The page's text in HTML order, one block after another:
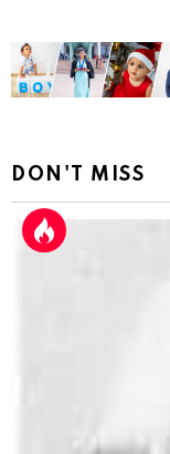
DON'T MISS